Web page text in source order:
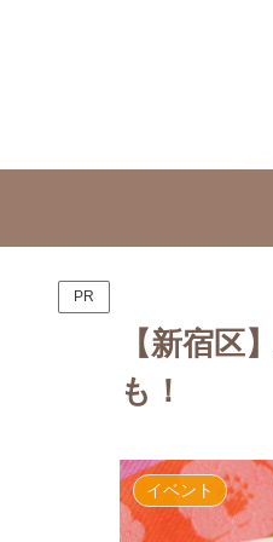
PR
【新宿区
も！
イベント